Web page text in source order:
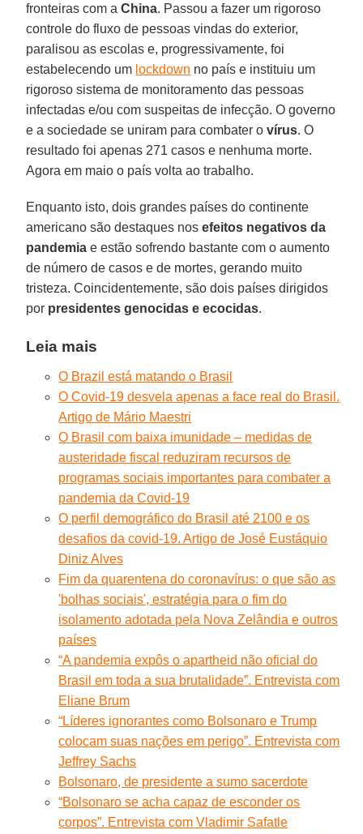
fronteiras com aChina. Passou a fazer um rigoroso
controle do fluxo de pessoas vindas do exterior,
paralisou as escolas e, progressivamente, foi
estabelecendo um lockdown no país e instituiu um
rigoroso sistema de monitoramento das pessoas
infectadas e/ou com suspeitas de infecção. O governo
e a sociedade se uniram para combater ovírus. O
resultado foi apenas 271 casos e nenhuma morte.
Agora em maio o país volta ao trabalho.
Enquanto isto, dois grandes países do continente
americano são destaques nosefeitos negativos da
pandemia e estão sofrendo bastante com o aumento
de número de casos e de mortes, gerando muito
tristeza. Coincidentemente, são dois países dirigidos
por presidentes genocidas e ecocidas.
Leia mais
O Brazil está matando o Brasil
O Covid-19 desvela apenas a face real do Brasil.
Artigo de Mário Maestri
O Brasil com baixa imunidade – medidas de
austeridade fiscal reduziram recursos de
programas sociais importantes para combater a
pandemia da Covid-19
O perfil demográfico do Brasil até 2100 e os
desafios da covid-19. Artigo de José Eustáquio
Diniz Alves
Fim da quarentena do coronavírus: o que são as
'bolhas sociais', estratégia para o fim do
isolamento adotada pela Nova Zelândia e outros
países
“A pandemia expôs o apartheid não oficial do
Brasil em toda a sua brutalidade”. Entrevista com
Eliane Brum
“Líderes ignorantes como Bolsonaro e Trump
colocam suas nações em perigo”. Entrevista com
Jeffrey Sachs
Bolsonaro, de presidente a sumo sacerdote
“Bolsonaro se acha capaz de esconder os
corpos”. Entrevista com Vladimir Safatle